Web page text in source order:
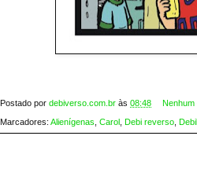
Postado por debiverso.com.br às 08:48 Nenhum
Marcadores: Alienígenas, Carol , Debi reverso,